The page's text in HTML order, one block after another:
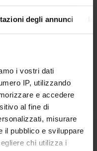
degli annunci
i vostri dati
IP, utilizzando
e accedere
al fine di
misurare
il pubblico e sviluppare
chi utilizza i